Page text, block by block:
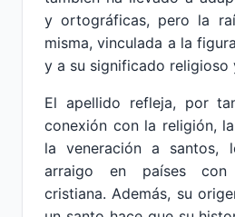
y ortográficas, pero la
misma, vinculada a la
y a su significado religioso
El apellido refleja, por
conexión con la religión,
la veneración a santos,
arraigo en países
cristiana. Además, su